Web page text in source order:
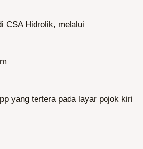
CSA Hidrolik, melalui
yang tertera pada layar pojok kiri